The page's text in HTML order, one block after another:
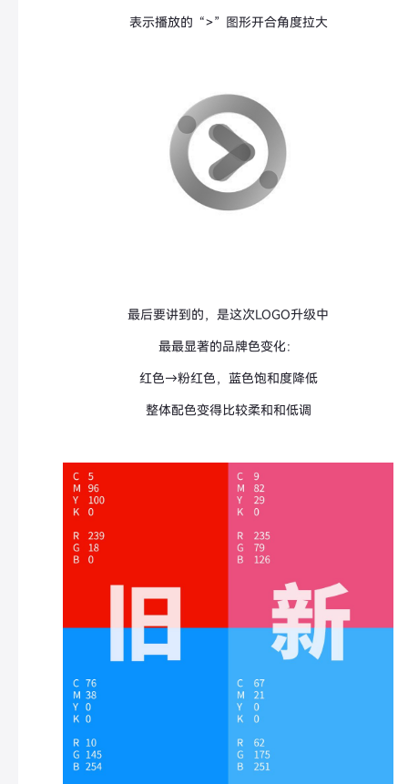
表示播放的“>”图形开合角度拉大
最后要讲到的，是这次LOGO升级中
最最显著的品牌色变化：
红色→粉红色，蓝色饱和度降低
整体配色变得比较柔和和低调